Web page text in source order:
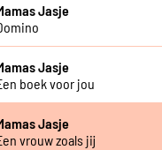
Jasje
Jasje
boek voor jou
Jasje
vrouw zoals jij